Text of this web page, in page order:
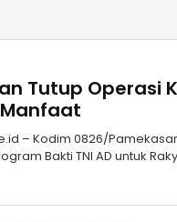
Tutup Operasi
– Kodim 0826/
Bakti TNI AD untuk